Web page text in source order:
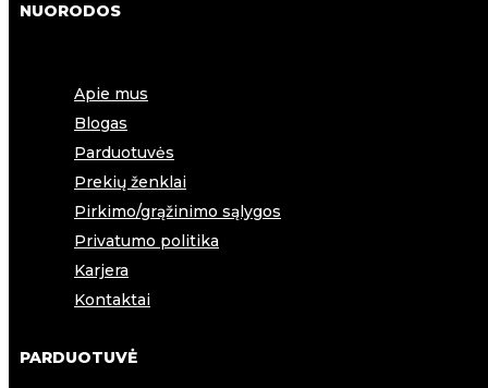
NUORODOS
Apie mus
Blogas
Parduotuvės
Prekių ženklai
Pirkimo/grąžinimo sąlygos
Privatumo politika
Karjera
Kontaktai
PARDUOTUVĖ